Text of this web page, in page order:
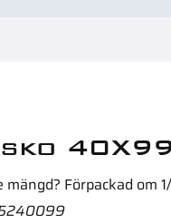
intressera
mängd? Förpackad om